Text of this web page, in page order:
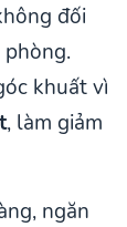
đối
khuất vì
, làm giảm
ngăn